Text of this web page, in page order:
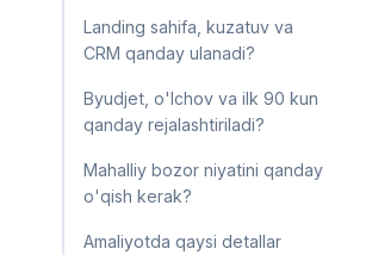
Landing sahifa, kuzatuv va
CRM qanday ulanadi?
Byudjet, o'lchov va ilk 90 kun
qanday rejalashtiriladi?
Mahalliy bozor niyatini qanday
o'qish kerak?
Amaliyotda qaysi detallar